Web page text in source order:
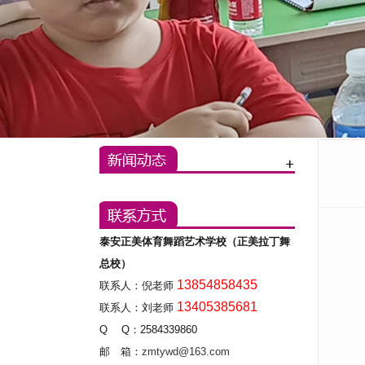
泰安正美体育舞蹈艺术学校（正美拉丁舞
总校）
联系人：倪老师 13854858435
联系人：刘老师 13405385681
Q Q：2584339860
邮 箱： zmtywd@163.com